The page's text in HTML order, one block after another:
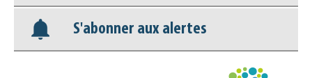
Nos veilles Scoop.it
S'abonner aux alertes